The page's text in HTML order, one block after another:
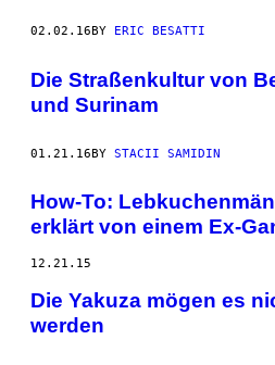
02.02.16 BY ERIC BESATTI
Die Straßenkultur von
und Surinam
01.21.16BY STACII SAMIDIN
How-To:
erklärt von einem Ex-
12.21.15
Die Yakuza mögen es
werden